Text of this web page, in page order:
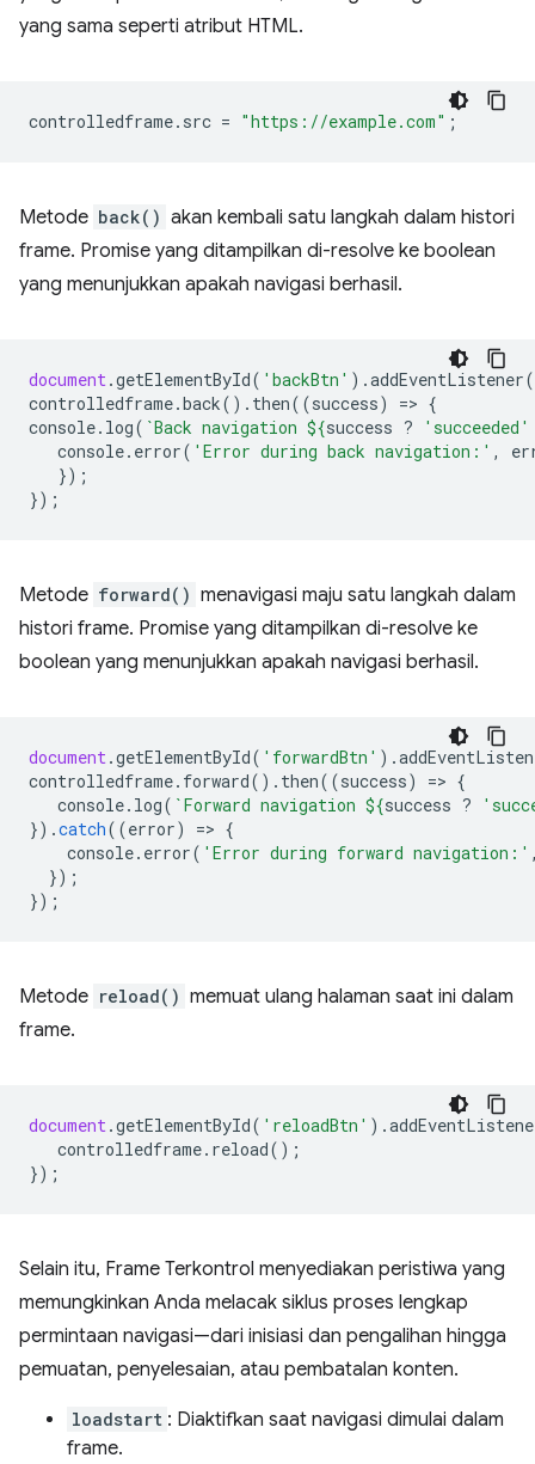
yang sama seperti atribut HTML.
controlledframe. src = "https://example.com" ;
Metode back() akan kembali satu langkah dalam histori
frame. Promise yang ditampilkan di-resolve ke boolean
yang menunjukkan apakah navigasi berhasil.
document.getElementById( 'backBtn' ).addEventListener(
controlledframe.back(). then((success) => {
console. log( `Back navigation ${success ?
'succeeded'
console. error( 'Error during back navigation:' ,
});
});
Metode forward() menavigasi maju satu langkah dalam
histori frame. Promise yang ditampilkan di-resolve ke
boolean yang menunjukkan apakah navigasi berhasil.
document.getElementById( 'forwardBtn' ).
controlledframe. forward(). then((success) => {
console. log( `Forward navigation ${success ?
}).catch((error) => {
console. error( 'Error during forward navigation:'
});
});
Metode reload() memuat ulang halaman saat ini dalam
frame.
document.getElementById( 'reloadBtn' ).
controlledframe. reload();
});
Selain itu, Frame Terkontrol menyediakan peristiwa yang
memungkinkan Anda melacak siklus proses lengkap
permintaan navigasi—dari inisiasi dan pengalihan hingga
pemuatan, penyelesaian, atau pembatalan konten.
loadstart : Diaktifkan saat navigasi dimulai dalam
frame.